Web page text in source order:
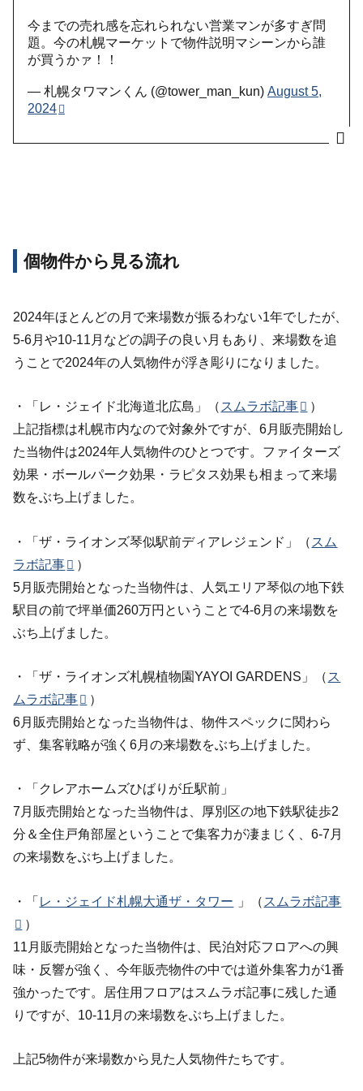
今までの売れ感を忘れられない営業マンが多すぎ問
題。今の札幌マーケットで物件説明マシーンから誰
が買うかァ！！
— 札幌タワマンくん (@tower_man_kun)August 5,
2024
個物件から見る流れ
2024年ほとんどの月で来場数が振るわない1年でしたが、
5-6月や10-11月などの調子の良い月もあり、来場数を追
うことで2024年の人気物件が浮き彫りになりました。
・「レ・ジェイド北海道北広島」（ スムラボ記事
）
上記指標は札幌市内なので対象外ですが、6月販売開始し
た当物件は2024年人気物件のひとつです。ファイターズ
効果・ボールパーク効果・ラピタス効果も相まって来場
数をぶち上げました。
・「ザ・ライオンズ琴似駅前ディアレジェンド」（ スム
ラボ記事
）
5月販売開始となった当物件は、人気エリア琴似の地下鉄
駅目の前で坪単価260万円ということで4-6月の来場数を
ぶち上げました。
・「ザ・ライオンズ札幌植物園YAYOI GARDENS」（ ス
ムラボ記事
）
6月販売開始となった当物件は、物件スペックに関わら
ず、集客戦略が強く6月の来場数をぶち上げました。
・「クレアホームズひばりが丘駅前」
7月販売開始となった当物件は、厚別区の地下鉄駅徒歩2
分＆全住戸角部屋ということで集客力が凄まじく、6-7月
の来場数をぶち上げました。
・「レ・ジェイド札幌大通ザ・タワー 」（ スムラボ記事
）
11月販売開始となった当物件は、民泊対応フロアへの興
味・反響が強く、今年販売物件の中では道外集客力が1番
強かったです。居住用フロアはスムラボ記事に残した通
りですが、10-11月の来場数をぶち上げました。
上記5物件が来場数から見た人気物件たちです。